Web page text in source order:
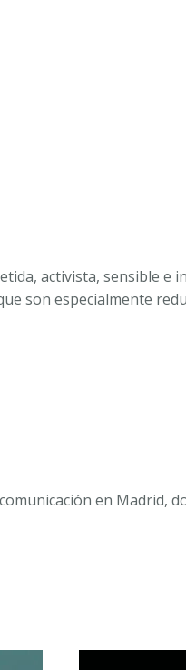
activista, sensible e
son especialmente
en Madrid,